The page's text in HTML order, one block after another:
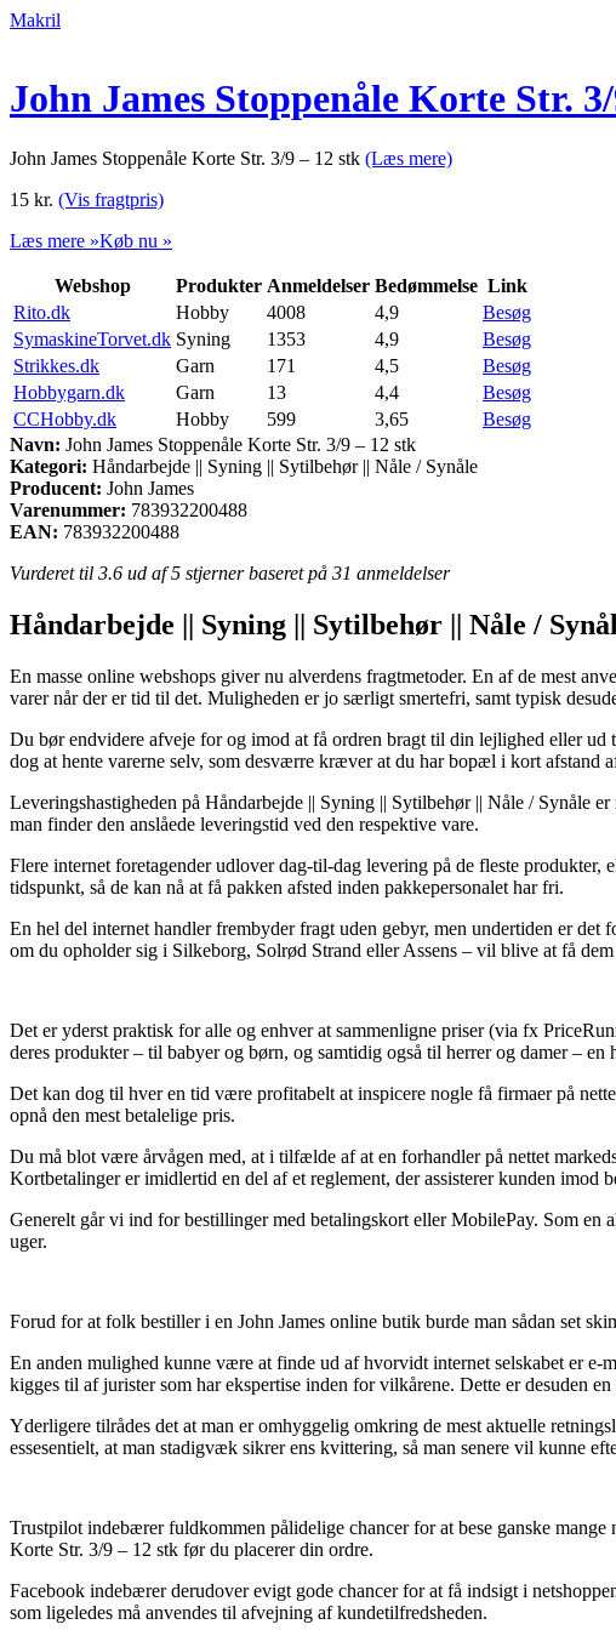
Makril
John James Stoppenåle Korte Str.
John James Stoppenåle Korte Str. 3/9 – 12 stk (Læs mere)
15 kr. (Vis fragtpris)
Læs mere »Køb nu »
Webshop Produkter Anmeldelser Bedømmelse Link
Rito.dk
Hobby 4008 4,9
Besøg
SymaskineTorvet.dk Syning 1353 4,9
Besøg
Strikkes.dk
Garn 171 4,5
Besøg
Hobbygarn.dk
Garn 13 4,4
Besøg
CCHobby.dk
Hobby 599 3,65
Besøg
Navn: John James Stoppenåle Korte Str. 3/9 – 12 stk
Kategori: Håndarbejde || Syning || Sytilbehør || Nåle / Synåle
Producent: John James
Varenummer: 783932200488
EAN: 783932200488
Vurderet til 3.6 ud af 5 stjerner baseret på 31 anmeldelser
Håndarbejde || Syning || Sytilbehør || Nåle /
En masse online webshops giver nu alverdens fragtmetoder. En af de mest
varer når der er tid til det. Muligheden er jo særligt smertefri, samt typisk
Du bør endvidere afveje for og imod at få ordren bragt til din lejlighed eller
dog at hente varerne selv, som desværre kræver at du har bopæl i kort afstand
Leveringshastigheden på Håndarbejde || Syning || Sytilbehør || Nåle / Synåle
man finder den anslåede leveringstid ved den respektive vare.
Flere internet foretagender udlover dag-til-dag levering på de fleste
tidspunkt, så de kan nå at få pakken afsted inden pakkepersonalet har fri.
En hel del internet handler frembyder fragt uden gebyr, men undertiden er
om du opholder sig i Silkeborg, Solrød Strand eller Assens – vil blive at få
Det er yderst praktisk for alle og enhver at sammenligne priser (via fx
deres produkter – til babyer og børn, og samtidig også til herrer og damer –
Det kan dog til hver en tid være profitabelt at inspicere nogle få firmaer på
opnå den mest betalelige pris.
Du må blot være årvågen med, at i tilfælde af at en forhandler på nettet
Kortbetalinger er imidlertid en del af et reglement, der assisterer kunden imod
Generelt går vi ind for bestillinger med betalingskort eller MobilePay. Som
uger.
Forud for at folk bestiller i en John James online butik burde man sådan set
En anden mulighed kunne være at finde ud af hvorvidt internet selskabet er
kigges til af jurister som har ekspertise inden for vilkårene. Dette er desuden
Yderligere tilrådes det at man er omhyggelig omkring de mest aktuelle
essesentielt, at man stadigvæk sikrer ens kvittering, så man senere vil kunne
Trustpilot indebærer fuldkommen pålidelige chancer for at bese ganske
Korte Str. 3/9 – 12 stk før du placerer din ordre.
Facebook indebærer derudover evigt gode chancer for at få indsigt i
som ligeledes må anvendes til afvejning af kundetilfredsheden.